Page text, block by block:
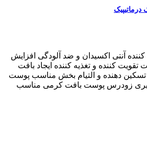
آنتی اکسیدان و ضد آلودگی افزایش
کننده و تغذیه کننده ایجاد بافت
دهنده و التیام بخش مناسب پوست
پیری زودرس پوست بافت کرمی مناسب